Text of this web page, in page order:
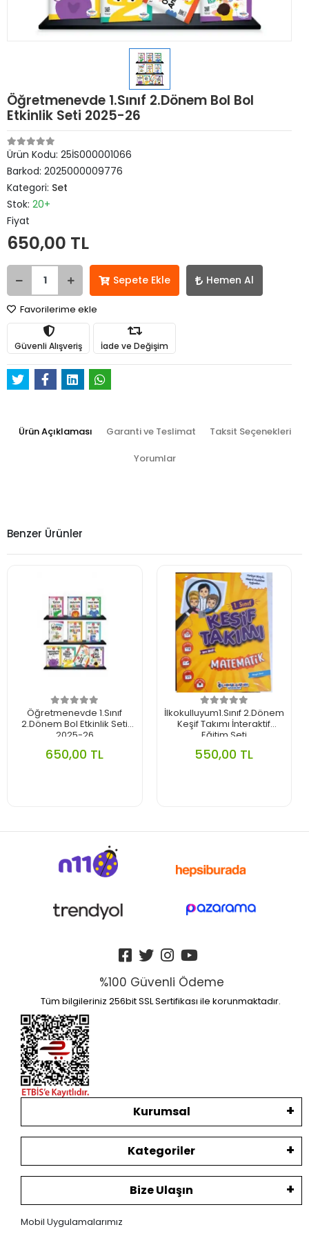
Öğretmenevde 1.Sınıf 2.Dönem Bol Bol
Etkinlik Seti 2025-26
Ürün Kodu: 25İS000001066
Barkod: 2025000009776
Kategori: Set
Stok: 20+
Fiyat
650,00 TL
Sepete Ekle Hemen Al
Favorilerime ekle
Güvenli Alışveriş İade ve Değişim
Ürün Açıklaması Garanti ve Teslimat Taksit Seçenekleri
Yorumlar
Benzer Ürünler
Öğretmenevde 1.Sınıf
2.Dönem Bol Etkinlik Seti
2025-26
650,00 TL
İlkokulluyum1.Sınıf 2.Dönem
Keşif Takımı İnteraktif
Eğitim Seti
550,00 TL
%100 Güvenli Ödeme
Tüm bilgileriniz 256bit SSL Sertifikası ile korunmaktadır.
Kurumsal
Kategoriler
Bize Ulaşın
Mobil Uygulamalarımız